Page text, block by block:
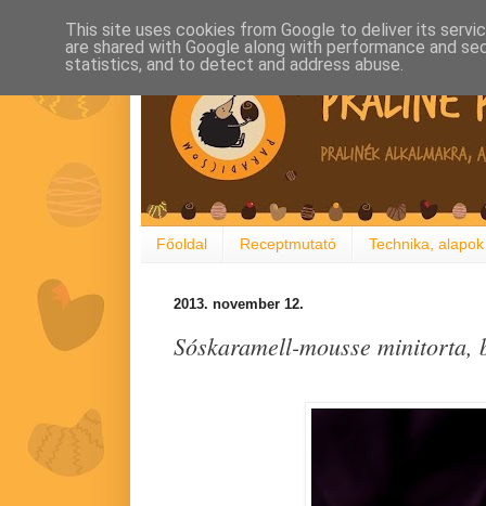
Főoldal Receptmutató Technika, alapok
2013. november 12.
Sóskaramell-mousse minitorta,
This site uses cookies from Google to deliver its
are shared with Google along with performance and
statistics, and to detect and address abuse.